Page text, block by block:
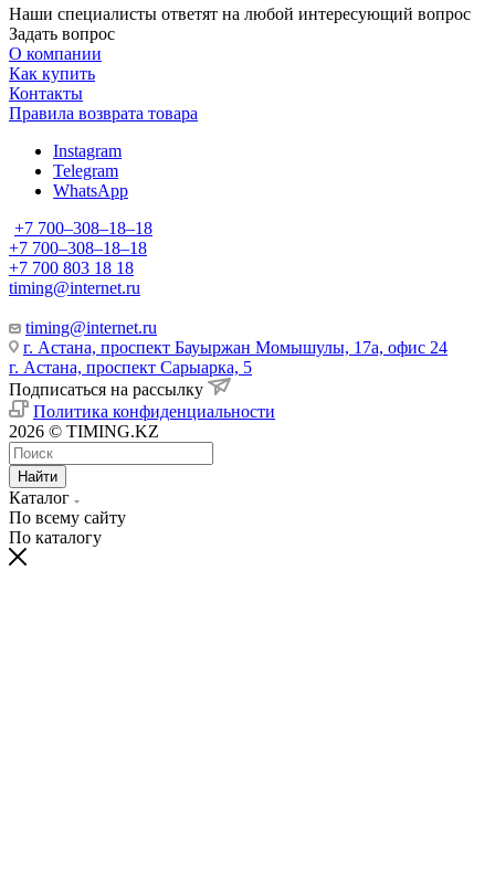
Наши специалисты ответят на любой интересующий вопрос
Задать вопрос
О компании
Как купить
Контакты
Правила возврата товара
Instagram
Telegram
WhatsApp
+7 700‒308‒18‒18
+7 700‒308‒18‒18
+7 700 803 18 18
timing@internet.ru
timing@internet.ru
г. Астана, проспект Бауыржан Момышулы, 17а, офис 24
г. Астана, проспект Сарыарка, 5
Подписаться на рассылку
Политика конфиденциальности
2026 © TIMING.KZ
Найти
Каталог
По всему сайту
По каталогу